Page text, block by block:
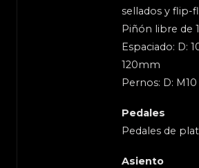
sellados y flip-
Piñón libre de
Espaciado: D:
120mm
Pernos: D: M10
Pedales
Pedales de
Asiento